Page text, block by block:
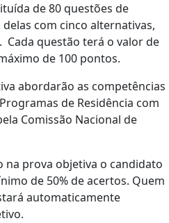
de 80 questões de
com cinco alternativas,
questão terá o valor de
de 100 pontos.
abordarão as competências
de Residência com
Comissão Nacional de
na prova objetiva o candidato
de 50% de acertos. Quem
automaticamente